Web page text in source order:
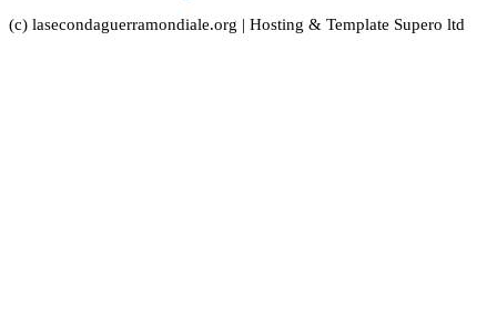
(c) lasecondaguerramondiale.org | Hosting & Template Supero ltd